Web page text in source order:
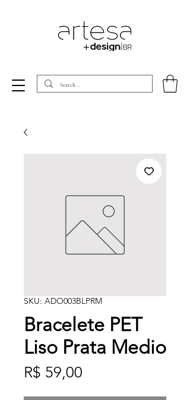
SKU: ADO003BLPRM
Bracelete PET
Liso Prata Medio
R$ 59,00